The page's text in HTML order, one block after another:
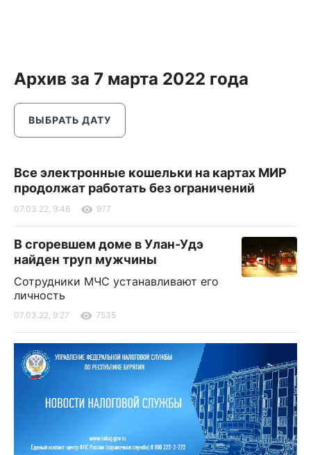
Архив за 7 марта 2022 года
ВЫБРАТЬ ДАТУ
Все электронные кошельки на картах МИР
продолжат работать без ограничений
07.03.22, 9:46 977
В сгоревшем доме в Улан-Удэ
найден труп мужчины
Сотрудники МЧС устанавливают его
личность
07.03.22, 9:27 7535